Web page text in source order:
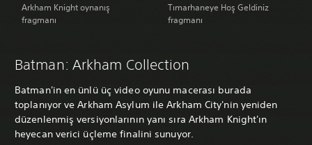
Arkham Knight oynanış
fragmanı
Tımarhaneye Hoş Geldiniz
fragmanı
Batman: Arkham Collection
Batman'in en ünlü üç video oyunu macerası burada
toplanıyor ve Arkham Asylum ile Arkham City'nin yeniden
düzenlenmiş versiyonlarının yanı sıra Arkham Knight'ın
heyecan verici üçleme finalini sunuyor.